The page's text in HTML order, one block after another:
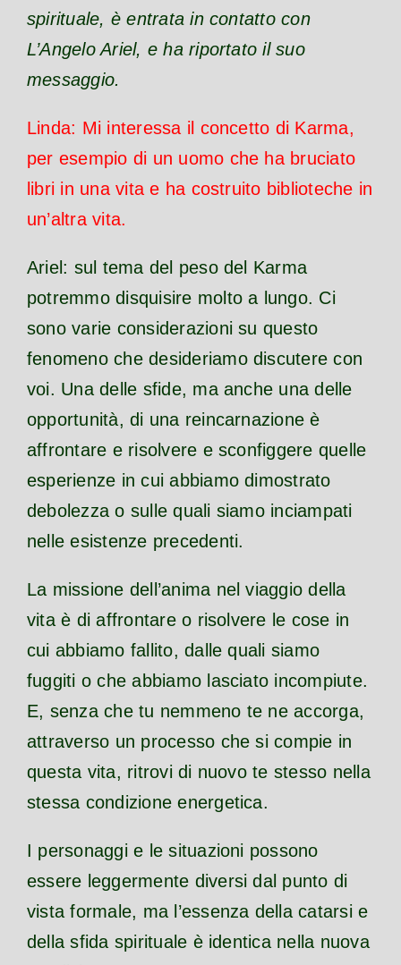
spirituale, è entrata in contatto con
L’Angelo Ariel, e ha riportato il suo
messaggio.
Linda: Mi interessa il concetto di Karma,
per esempio di un uomo che ha bruciato
libri in una vita e ha costruito biblioteche in
un’altra vita.
Ariel: sul tema del peso del Karma
potremmo disquisire molto a lungo. Ci
sono varie considerazioni su questo
fenomeno che desideriamo discutere con
voi. Una delle sfide, ma anche una delle
opportunità, di una reincarnazione è
affrontare e risolvere e sconfiggere quelle
esperienze in cui abbiamo dimostrato
debolezza o sulle quali siamo inciampati
nelle esistenze precedenti.
La missione dell’anima nel viaggio della
vita è di affrontare o risolvere le cose in
cui abbiamo fallito, dalle quali siamo
fuggiti o che abbiamo lasciato incompiute.
E, senza che tu nemmeno te ne accorga,
attraverso un processo che si compie in
questa vita, ritrovi di nuovo te stesso nella
stessa condizione energetica.
I personaggi e le situazioni possono
essere leggermente diversi dal punto di
vista formale, ma l’essenza della catarsi e
della sfida spirituale è identica nella nuova